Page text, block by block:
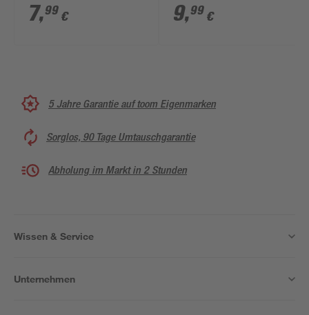
warmweiß Ø 8 x 19
cm
7,99 €
warmweiß Ø 8,6 x 20
cm
9,99 €
5 Jahre Garantie auf toom Eigenmarken
Sorglos, 90 Tage Umtauschgarantie
Abholung im Markt in 2 Stunden
Wissen & Service
Unternehmen